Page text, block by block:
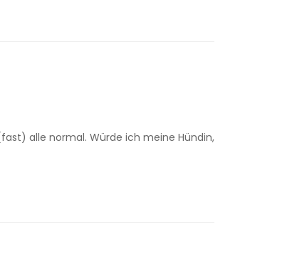
alle normal. Würde ich meine Hündin,